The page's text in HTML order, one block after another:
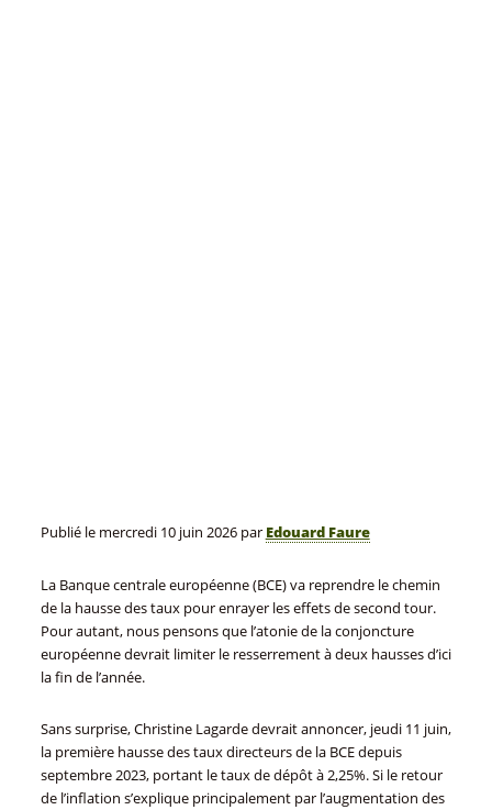
Publié le mercredi 10 juin 2026par Edouard Faure
La Banque centrale européenne (BCE) va reprendre le chemin
de la hausse des taux pour enrayer les effets de second tour.
Pour autant, nous pensons que l’atonie de la conjoncture
européenne devrait limiter le resserrement à deux hausses d’ici
la fin de l’année.
Sans surprise, Christine Lagarde devrait annoncer, jeudi 11 juin,
la première hausse des taux directeurs de la BCE depuis
septembre 2023, portant le taux de dépôt à 2,25%. Si le retour
de l’inflation s’explique principalement par l’augmentation des